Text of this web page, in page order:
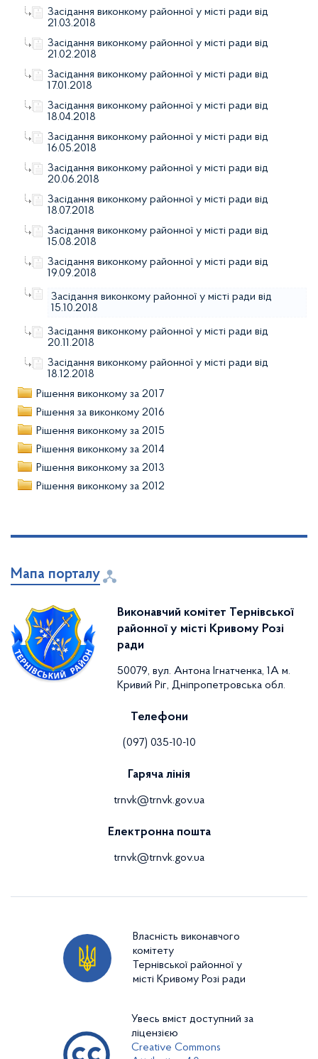
Засідання виконкому районної у місті ради від
21.03.2018
Засідання виконкому районної у місті ради від
21.02.2018
Засідання виконкому районної у місті ради від
17.01.2018
Засідання виконкому районної у місті ради від
18.04.2018
Засідання виконкому районної у місті ради від
16.05.2018
Засідання виконкому районної у місті ради від
20.06.2018
Засідання виконкому районної у місті ради від
18.07.2018
Засідання виконкому районної у місті ради від
15.08.2018
Засідання виконкому районної у місті ради від
19.09.2018
Засідання виконкому районної у місті ради від
15.10.2018
Засідання виконкому районної у місті ради від
20.11.2018
Засідання виконкому районної у місті ради від
18.12.2018
Рішення виконкому за 2017
Рішення за виконкому 2016
Рішення виконкому за 2015
Рішення виконкому за 2014
Рішення виконкому за 2013
Рішення виконкому за 2012
Мапа порталу
Виконавчий комітет Тернівської
районної у місті Кривому Розі
ради
50079, вул. Антона Ігнатченка, 1А м.
Кривий Ріг, Дніпропетровська обл.
Телефони
(097) 035-10-10
Гаряча лінія
trnvk@trnvk.gov.ua
Електронна пошта
trnvk@trnvk.gov.ua
Власність виконавчого
комітету
Тернівської районної у
місті Кривому Розі ради
Увесь вміст доступний за
ліцензією
Creative Commons